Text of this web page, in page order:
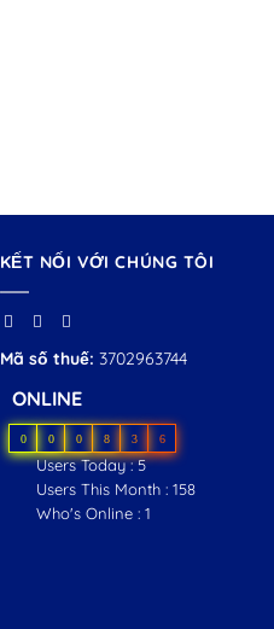
KẾT NỐI VỚI CHÚNG TÔI
Mã số thuế: 3702963744
ONLINE
0 0 0 8 3 6
Users Today : 5
Users This Month : 158
Who's Online : 1